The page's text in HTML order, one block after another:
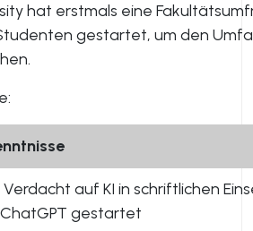
hat erstmals eine
gestartet, um den
Verdacht auf KI in schriftlichen
gestartet